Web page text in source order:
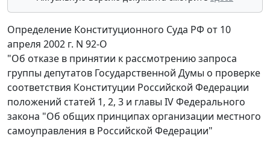
Определение Конституционного Суда РФ от 10
апреля 2002 г. N 92-О
"Об отказе в принятии к рассмотрению запроса
группы депутатов Государственной Думы о проверке
соответствия Конституции Российской Федерации
положений статей 1, 2, 3 и главы IV Федерального
закона "Об общих принципах организации местного
самоуправления в Российской Федерации"